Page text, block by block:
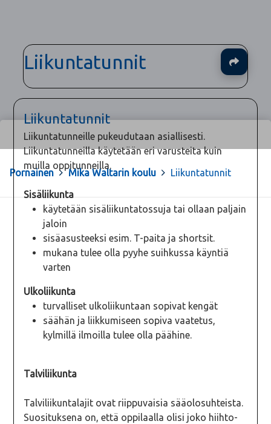
Pornainen Mika Waltarin koulu Liikuntatunnit
Liikuntatunnit
Liikuntatunnit
Liikuntatunneille pukeudutaan asiallisesti.
Liikuntatunneilla käytetään eri varusteita kuin
muilla oppitunneilla.
Sisäliikunta
käytetään sisäliikuntatossuja tai ollaan paljain
jaloin
sisäasusteeksi esim. T-paita ja shortsit.
mukana tulee olla pyyhe suihkussa käyntiä
varten
Ulkoliikunta
turvalliset ulkoliikuntaan sopivat kengät
säähän ja liikkumiseen sopiva vaatetus,
kylmillä ilmoilla tulee olla päähine.
Talviliikunta
Talviliikuntalajit ovat riippuvaisia sääolosuhteista.
Suosituksena on, että oppilaalla olisi joko hiihto-